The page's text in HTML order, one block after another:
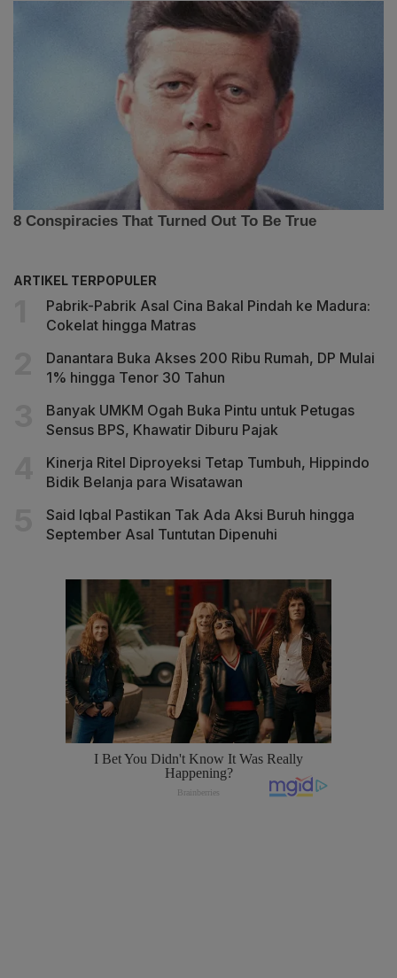
ARTIKEL TERPOPULER
Pabrik-Pabrik Asal Cina Bakal Pindah ke Madura:
Cokelat hingga Matras
Danantara Buka Akses 200 Ribu Rumah, DP Mulai
1% hingga Tenor 30 Tahun
Banyak UMKM Ogah Buka Pintu untuk Petugas
Sensus BPS, Khawatir Diburu Pajak
Kinerja Ritel Diproyeksi Tetap Tumbuh, Hippindo
Bidik Belanja para Wisatawan
Said Iqbal Pastikan Tak Ada Aksi Buruh hingga
September Asal Tuntutan Dipenuhi